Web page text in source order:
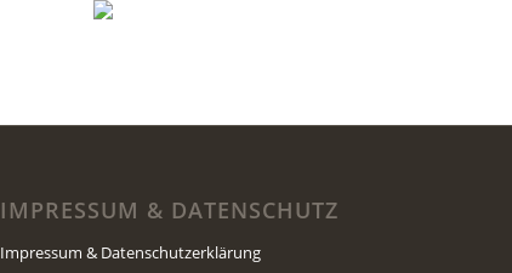
IMPRESSUM & DATENSCHUTZ
Impressum & Datenschutzerklärung